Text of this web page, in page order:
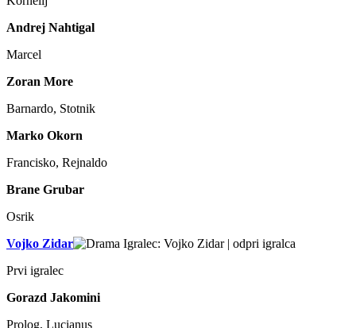
Andrej Nahtigal
Marcel
Zoran More
Barnardo, Stotnik
Marko Okorn
Francisko, Rejnaldo
Brane Grubar
Osrik
Vojko Zidar
Prvi igralec
Gorazd Jakomini
Prolog, Lucianus